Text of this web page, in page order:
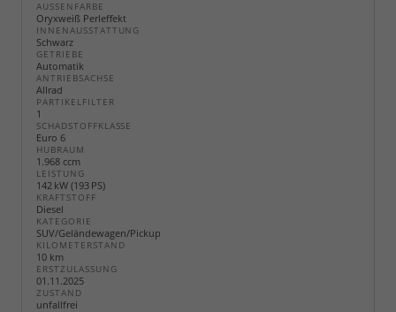
AUSSENFARBE
Oryxweiß Perleffekt
INNENAUSSTATTUNG
Schwarz
GETRIEBE
Automatik
ANTRIEBSACHSE
Allrad
PARTIKELFILTER
1
SCHADSTOFFKLASSE
Euro 6
HUBRAUM
1.968 ccm
LEISTUNG
142 kW (193 PS)
KRAFTSTOFF
Diesel
KATEGORIE
SUV/Geländewagen/Pickup
KILOMETERSTAND
10 km
ERSTZULASSUNG
01.11.2025
ZUSTAND
unfallfrei